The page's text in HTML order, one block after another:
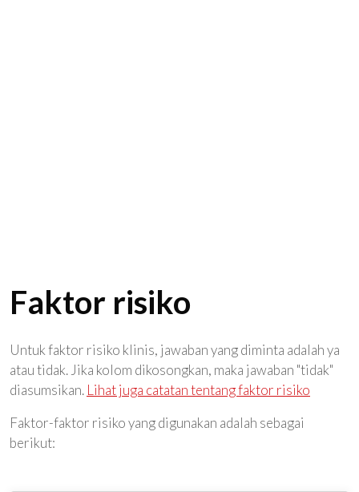
Faktor risiko
Untuk faktor risiko klinis, jawaban yang diminta adalah ya
atau tidak. Jika kolom dikosongkan, maka jawaban "tidak"
diasumsikan. Lihat juga catatan tentang faktor risiko
Faktor-faktor risiko yang digunakan adalah sebagai
berikut: